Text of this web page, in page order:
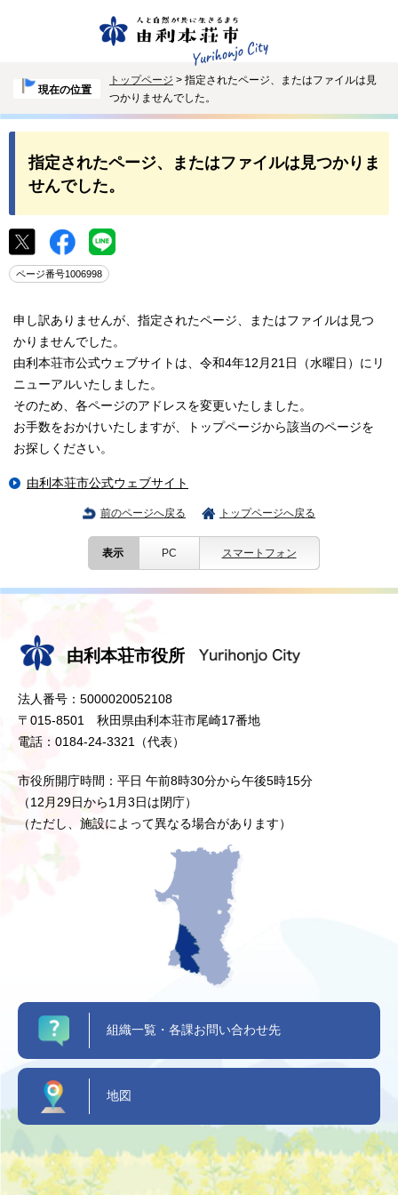
現在の位置
トップページ > 指定されたページ、またはファイルは見
つかりませんでした。
指定されたページ、またはファイルは見つかりま
せんでした。
ページ番号1006998
申し訳ありませんが、指定されたページ、またはファイルは見つ
かりませんでした。
由利本荘市公式ウェブサイトは、令和4年12月21日（水曜日）にリ
ニューアルいたしました。
そのため、各ページのアドレスを変更いたしました。
お手数をおかけいたしますが、トップページから該当のページを
お探しください。
由利本荘市公式ウェブサイト
前のページへ戻る トップページへ戻る
表示 PC スマートフォン
由利本荘市役所
法人番号：5000020052108
〒015-8501 秋田県由利本荘市尾崎17番地
電話：0184-24-3321（代表）
市役所開庁時間：平日 午前8時30分から午後5時15分
（12月29日から1月3日は閉庁）
（ただし、施設によって異なる場合があります）
組織一覧・各課お問い合わせ先
地図